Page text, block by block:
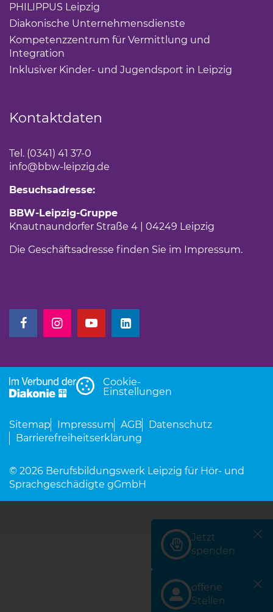
Jetzt
spenden
(Link öffnet einen
offene
Stellen
(Link öffnet einen
PHILIPPUS Leipzig
Diakonische Unternehmensdienste
Kompetenzzentrum für Vermittlung und
Integration
Inklusiver Kinder- und Jugendsport in Leipzig
Kontaktdaten
Tel. (0341) 41 37-0
info@bbw-leipzig.de
Besuchsadresse:
BBW-Leipzig-Gruppe
Knautnaundorfer Straße 4 | 04249 Leipzig
Die Geschäftsadresse finden Sie im Impressum.
(Link öffnet einen neuen Tab)
(Link öffnet einen neuen Tab)
(Link öffnet einen neuen Tab)
(Link öffnet einen neuen Tab)
Cookie-
Einstellungen
Sitemap Impressum AGB
Datenschutz
Barrierefreiheitserklärung
© 2026 Berufsbildungswerk Leipzig für Hör- und
Sprachgeschädigte gGmbH